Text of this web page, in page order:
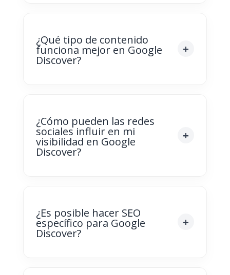
¿Qué tipo de contenido
funciona mejor en Google
Discover?
¿Cómo pueden las redes
sociales influir en mi
visibilidad en Google
Discover?
¿Es posible hacer SEO
específico para Google
Discover?